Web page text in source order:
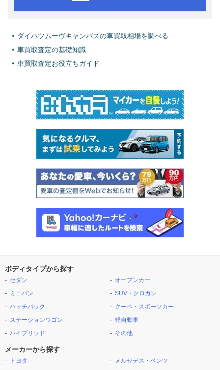
ダイハツムーヴキャンバスの車買取相場を調べる
車買取査定の基礎知識
車買取査定お役立ちガイド
ボディタイプから探す
セダン
ミニバン
ハッチバック
ステーションワゴン
ハイブリッド
オープンカー
SUV・クロカン
クーペ・スポーツカー
軽自動車
その他
メーカーから探す
トヨタ
メルセデス・ベンツ